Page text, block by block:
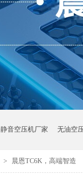
静音空压机厂家 无油空
> 晨恩TC6K，高端智造